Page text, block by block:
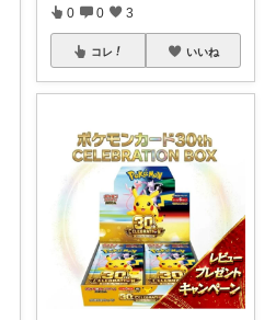
0 0 3
コレ いいね